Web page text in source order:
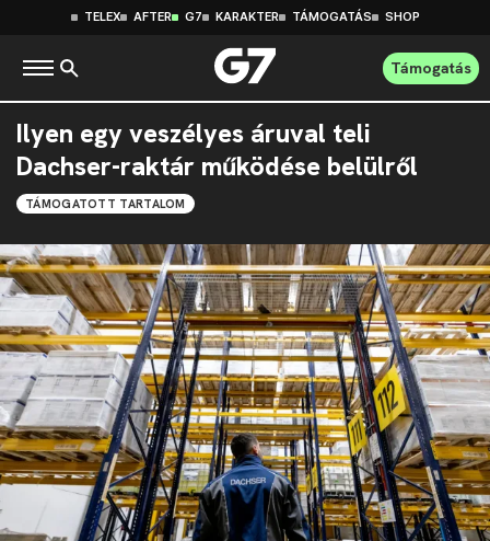
TELEX AFTER G7 KARAKTER TÁMOGATÁS SHOP
Támogatás
Ilyen egy veszélyes áruval teli
Dachser-raktár működése belülről
TÁMOGATOTT TARTALOM